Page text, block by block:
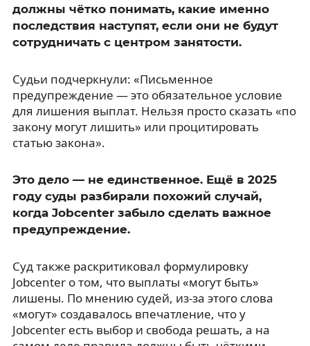
должны чётко понимать, какие именно
последствия наступят, если они не будут
сотрудничать с центром занятости.
Судьи подчеркнули: «Письменное
предупреждение — это обязательное условие
для лишения выплат. Нельзя просто сказать «по
закону могут лишить» или процитировать
статью закона».
Это дело — не единственное. Ещё в 2025
году суды разбирали похожий случай,
когда Jobcenter забыло сделать важное
предупреждение.
Суд также раскритиковал формулировку
Jobcenter о том, что выплаты «могут быть»
лишены. По мнению судей, из-за этого слова
«могут» создавалось впечатление, что у
Jobcenter есть выбор и свобода решать, а на